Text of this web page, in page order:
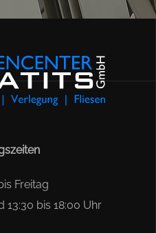
Freitag
13:30 bis 18:00 Uhr